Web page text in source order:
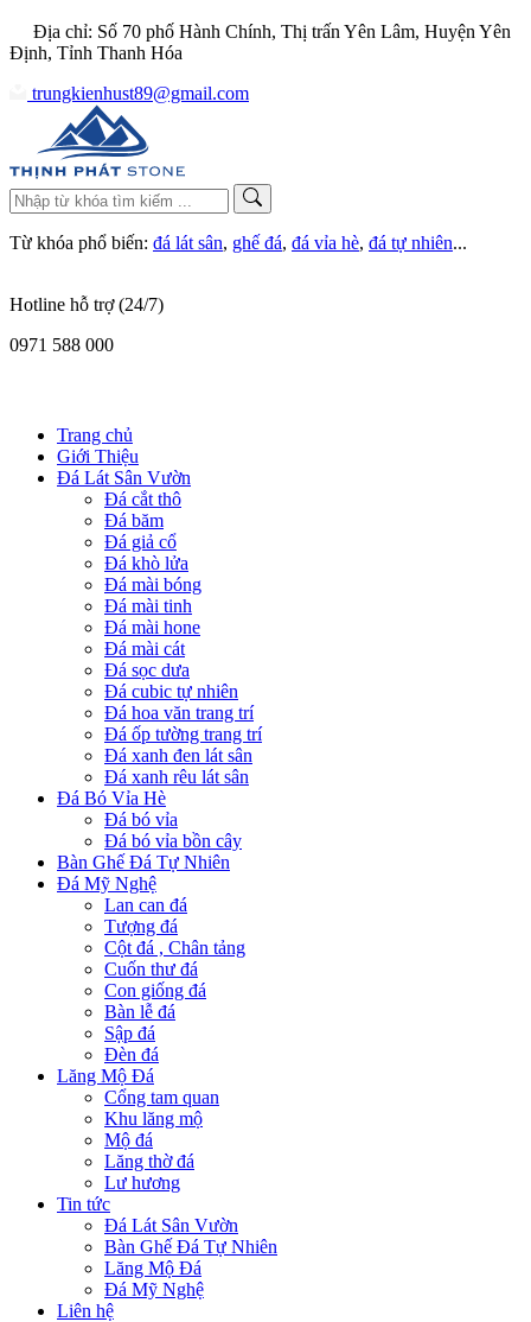
Địa chỉ: Số 70 phố Hành Chính, Thị trấn Yên Lâm, Huyện Yên
Định, Tỉnh Thanh Hóa
trungkienhust89@gmail.com
Từ khóa phổ biến: đá lát sân, ghế đá, đá vỉa hè, đá tự nhiên...
Hotline hỗ trợ (24/7)
0971 588 000
Trang chủ
Giới Thiệu
Đá Lát Sân Vườn
Đá cắt thô
Đá băm
Đá giả cổ
Đá khò lửa
Đá mài bóng
Đá mài tinh
Đá mài hone
Đá mài cát
Đá sọc dưa
Đá cubic tự nhiên
Đá hoa văn trang trí
Đá ốp tường trang trí
Đá xanh đen lát sân
Đá xanh rêu lát sân
Đá Bó Vỉa Hè
Đá bó vỉa
Đá bó vỉa bồn cây
Bàn Ghế Đá Tự Nhiên
Đá Mỹ Nghệ
Lan can đá
Tượng đá
Cột đá , Chân tảng
Cuốn thư đá
Con giống đá
Bàn lễ đá
Sập đá
Đèn đá
Lăng Mộ Đá
Cổng tam quan
Khu lăng mộ
Mộ đá
Lăng thờ đá
Lư hương
Tin tức
Đá Lát Sân Vườn
Bàn Ghế Đá Tự Nhiên
Lăng Mộ Đá
Đá Mỹ Nghệ
Liên hệ